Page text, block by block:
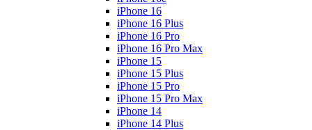
iPhone 16
iPhone 16 Plus
iPhone 16 Pro
iPhone 16 Pro Max
iPhone 15
iPhone 15 Plus
iPhone 15 Pro
iPhone 15 Pro Max
iPhone 14
iPhone 14 Plus